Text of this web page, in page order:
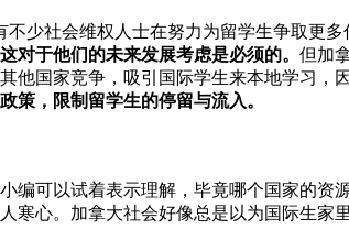
不少社会维权人士在努力为留学生争取更
对于他们的未来发展考虑是必须的。 但加
他国家竞争，吸引国际学生来本地学习，
策，限制留学生的停留与流入。
编可以试着表示理解，毕竟哪个国家的
寒心。加拿大社会好像总是以为国际生家